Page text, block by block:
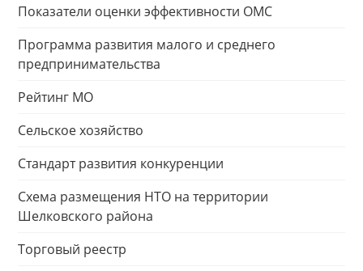
Показатели оценки эффективности ОМС
Программа развития малого и среднего
предпринимательства
Рейтинг МО
Сельское хозяйство
Стандарт развития конкуренции
Схема размещения НТО на территории
Шелковского района
Торговый реестр